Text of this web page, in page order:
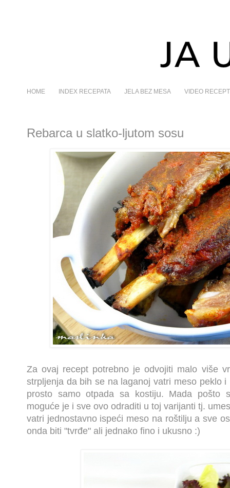
HOME INDEX RECEPATA JELA BEZ MESA VIDEO
Rebarca u slatko-ljutom sosu
Za ovaj recept potrebno je odvojiti malo više
strpljenja da bih se na laganoj vatri meso peklo
prosto samo otpada sa kostiju. Mada pošto
moguće je i sve ovo odraditi u toj varijanti tj.
vatri jednostavno ispeći meso na roštilju a sve
onda biti "tvrđe" ali jednako fino i ukusno :)